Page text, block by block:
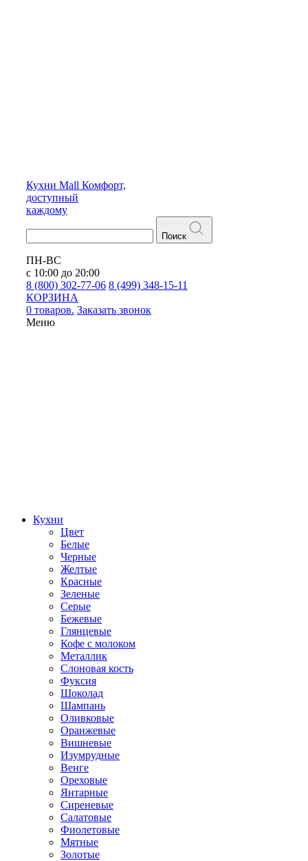
Кухни Mall Комфорт,
доступный
каждому
Поиск
ПН-ВС
с 10:00 до 20:00
8 (800) 302-77-06 8 (499) 348-15-11
КОРЗИНА
0 товаров. Заказать звонок
Меню
Кухни
Цвет
Белые
Черные
Желтые
Красные
Зеленые
Серые
Бежевые
Глянцевые
Кофе с молоком
Металлик
Слоновая кость
Фуксия
Шоколад
Шампань
Оливковые
Оранжевые
Вишневые
Изумрудные
Венге
Ореховые
Янтарные
Сиреневые
Салатовые
Фиолетовые
Мятные
Золотые